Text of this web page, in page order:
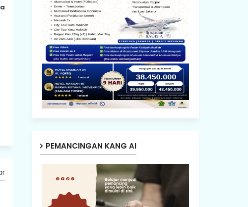
PEMANCINGAN KANG AI